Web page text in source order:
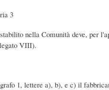
3
nella Comunità deve, per
VIII).
1, lettere a), b), e c) il